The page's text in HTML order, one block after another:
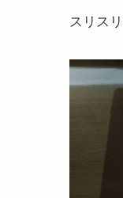
スリス